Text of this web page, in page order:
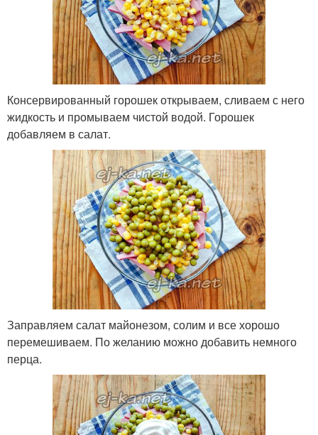
Консервированный горошек открываем, сливаем с него
жидкость и промываем чистой водой. Горошек
добавляем в салат.
Заправляем салат майонезом, солим и все хорошо
перемешиваем. По желанию можно добавить немного
перца.